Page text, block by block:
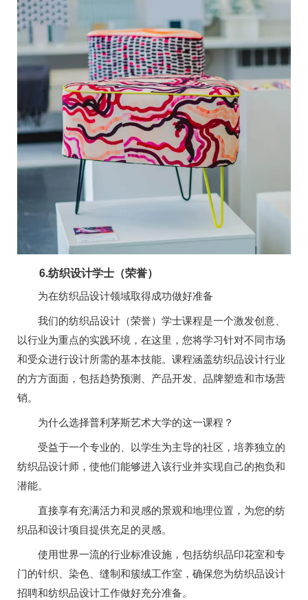
6.纺织设计学士（荣誉）
为在纺织品设计领域取得成功做好准备
我们的纺织品设计（荣誉）学士课程是一个激发创意、
以行业为重点的实践环境，在这里，您将学习针对不同市场
和受众进行设计所需的基本技能。课程涵盖纺织品设计行业
的方方面面，包括趋势预测、产品开发、品牌塑造和市场营
销。
为什么选择普利茅斯艺术大学的这一课程？
受益于一个专业的、以学生为主导的社区，培养独立的
纺织品设计师，使他们能够进入该行业并实现自己的抱负和
潜能。
直接享有充满活力和灵感的景观和地理位置，为您的纺
织品和设计项目提供充足的灵感。
使用世界一流的行业标准设施，包括纺织品印花室和专
门的针织、染色、缝制和簇绒工作室，确保您为纺织品设计
招聘和纺织品设计工作做好充分准备。